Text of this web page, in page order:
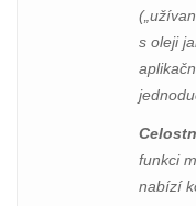
s oleji
funkci
nabízí